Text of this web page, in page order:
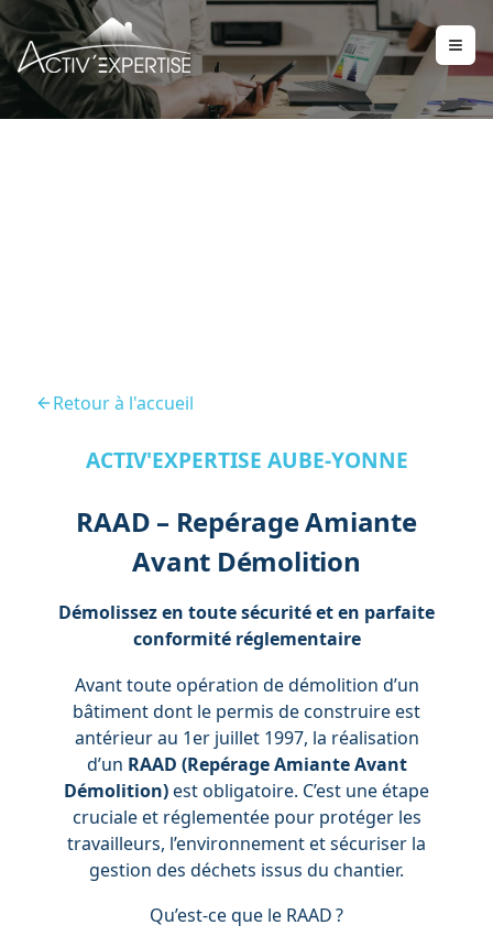
Retour à l'accueil
ACTIV'EXPERTISE AUBE-YONNE
RAAD – Repérage Amiante
Avant Démolition
Démolissez en toute sécurité et en parfaite
conformité réglementaire
Avant toute opération de démolition d’un
bâtiment dont le permis de construire est
antérieur au 1er juillet 1997, la réalisation
d’un RAAD (Repérage Amiante Avant
Démolition)est obligatoire. C’est une étape
cruciale et réglementée pour protéger les
travailleurs, l’environnement et sécuriser la
gestion des déchets issus du chantier.
Qu’est-ce que le RAAD ?